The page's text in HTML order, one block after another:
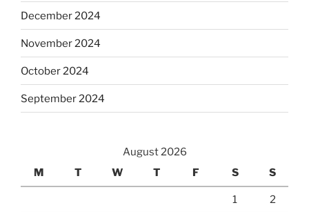
December 2024
November 2024
October 2024
September 2024
August 2026
M
T W T F S S
1 2